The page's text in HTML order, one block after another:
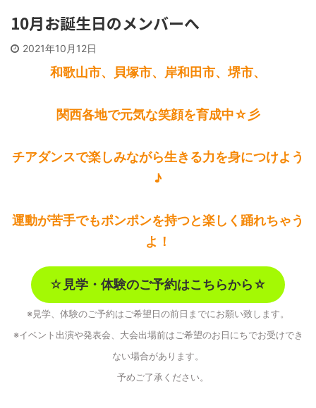
10月お誕生日のメンバーへ
2021年10月12日
和歌山市、貝塚市、岸和田市、堺市、
関西各地で元気な笑顔を育成中☆彡
チアダンスで楽しみながら生きる力を身につけよう
♪
運動が苦手でもポンポンを持つと楽しく踊れちゃう
よ！
☆ 見学・体験のご予約はこちらから☆
※見学、体験のご予約はご希望日の前日までにお願い致します。
※イベント出演や発表会、大会出場前はご希望のお日にちでお受けでき
ない場合があります。
予めご了承ください。